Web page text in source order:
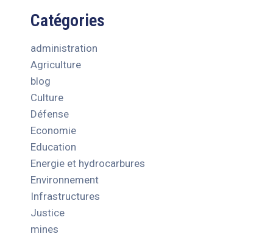
Catégories
administration
Agriculture
blog
Culture
Défense
Economie
Education
Energie et hydrocarbures
Environnement
Infrastructures
Justice
mines